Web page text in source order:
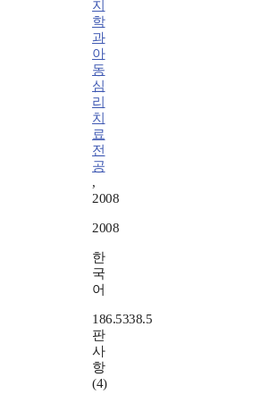
지
학
과
아
동
심
리
치
료
전
공
,
2008
2008
한
국
어
186.5338.5
판
사
항
(4)